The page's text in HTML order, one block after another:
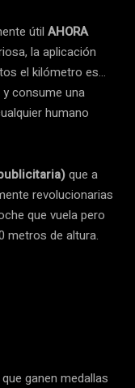
útil AHORA
la aplicación
el kilómetro es…
consume una
humano
que a
revolucionarias
que vuela pero
metros de altura.
ganen medallas